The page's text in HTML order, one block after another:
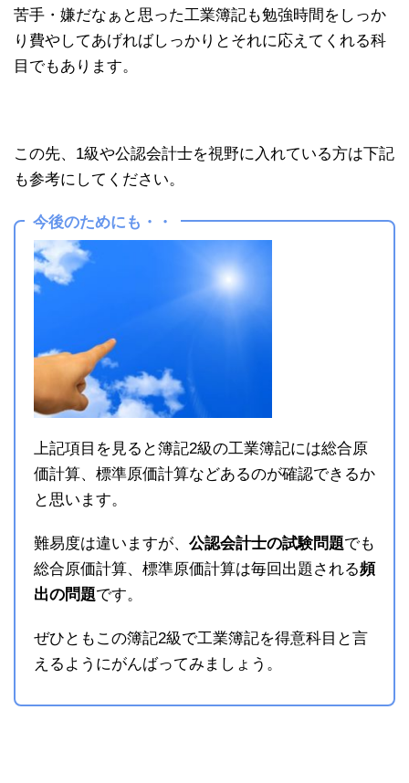
苦手・嫌だなぁと思った工業簿記も勉強時間をしっか
り費やしてあげればしっかりとそれに応えてくれる科
目でもあります。
この先、1級や公認会計士を視野に入れている方は下記
も参考にしてください。
今後のためにも・・
上記項目を見ると簿記2級の工業簿記には総合原
価計算、標準原価計算などあるのが確認できるか
と思います。
難易度は違いますが、 公認会計士の試験問題でも
総合原価計算、標準原価計算は毎回出題される頻
出の問題です。
ぜひともこの簿記2級で工業簿記を得意科目と言
えるようにがんばってみましょう。